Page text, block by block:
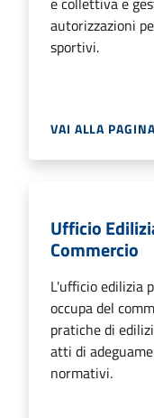
autorizzazioni
sportivi.
VAI ALLA PAGINA
Ufficio
Commercio
L'ufficio edilizia
occupa del
pratiche di
atti di
normativi.